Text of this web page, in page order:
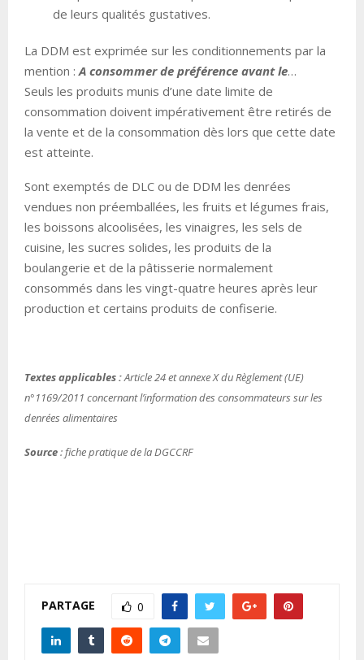
de leurs qualités gustatives.
La DDM est exprimée sur les conditionnements par la
mention : A consommer de préférence avant le…
Seuls les produits munis d’une date limite de
consommation doivent impérativement être retirés de
la vente et de la consommation dès lors que cette date
est atteinte.
Sont exemptés de DLC ou de DDM les denrées
vendues non préemballées, les fruits et légumes frais,
les boissons alcoolisées, les vinaigres, les sels de
cuisine, les sucres solides, les produits de la
boulangerie et de la pâtisserie normalement
consommés dans les vingt-quatre heures après leur
production et certains produits de confiserie.
Textes applicables :Article 24 et annexe X du Règlement (UE)
n°1169/2011 concernant l’information des consommateurs sur les
denrées alimentaires
Source: fiche pratique de la DGCCRF
PARTAGE 0